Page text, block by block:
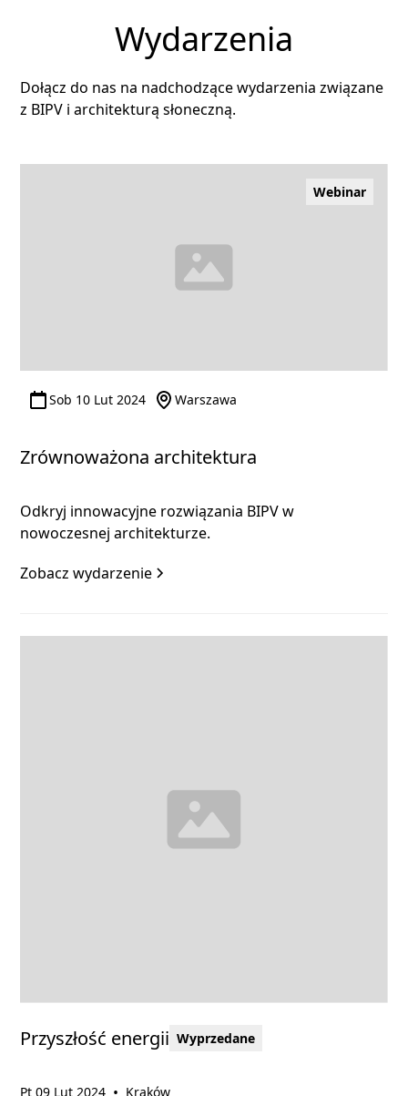
Wydarzenia
Dołącz do nas na nadchodzące wydarzenia związane
z BIPV i architekturą słoneczną.
Webinar
Sob 10 Lut 2024 Warszawa
Zrównoważona architektura
Odkryj innowacyjne rozwiązania BIPV w
nowoczesnej architekturze.
Zobacz wydarzenie
Przyszłość energii Wyprzedane
Pt 09 Lut 2024 Kraków